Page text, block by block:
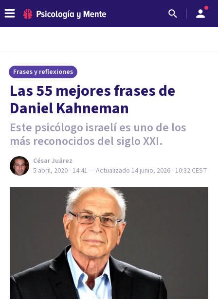
Frases y reflexiones
Las 55 mejores frases de
Daniel Kahneman
Este psicólogo israelí es uno de los
más reconocidos del siglo XXI.
César Juárez
5 abril, 2020 - 14:41 — Actualizado 14 junio, 2026 - 10:32 CEST